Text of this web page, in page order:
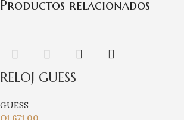
Productos relacionados
RELOJ GUESS
GUESS